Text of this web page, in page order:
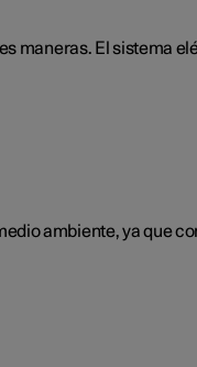
El sistema
ambiente, ya que